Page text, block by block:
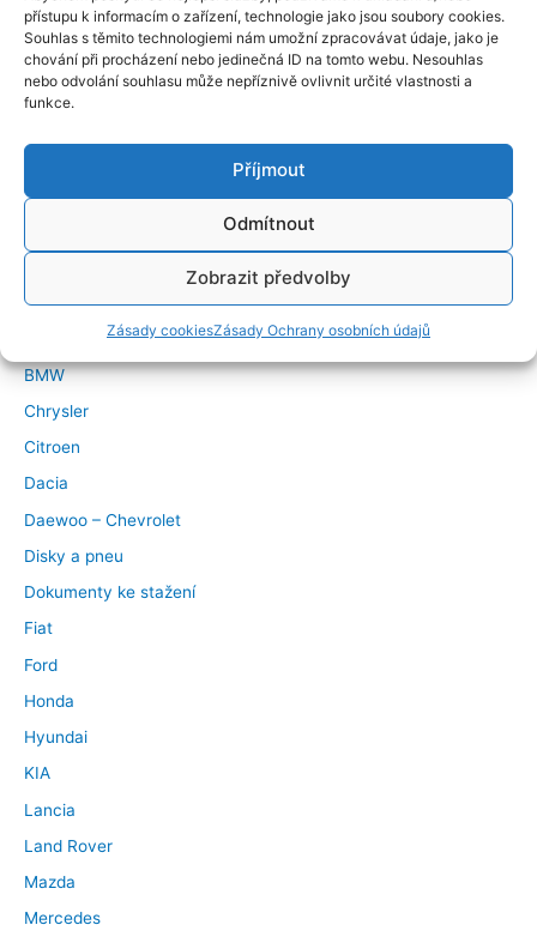
přístupu k informacím o zařízení, technologie jako jsou soubory cookies.
Souhlas s těmito technologiemi nám umožní zpracovávat údaje, jako je
chování při procházení nebo jedinečná ID na tomto webu. Nesouhlas
nebo odvolání souhlasu může nepříznivě ovlivnit určité vlastnosti a
funkce.
Příjmout
Odmítnout
Zobrazit předvolby
Zásady cookiesZásady Ochrany osobních údajů
Značky vozidel
Alfa Romeo
BMW
Chrysler
Citroen
Dacia
Daewoo – Chevrolet
Disky a pneu
Dokumenty ke stažení
Fiat
Ford
Honda
Hyundai
KIA
Lancia
Land Rover
Mazda
Mercedes